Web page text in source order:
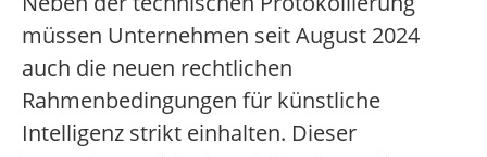
müssen Unternehmen seit August 2024
auch die neuen rechtlichen
Rahmenbedingungen für künstliche
Intelligenz strikt einhalten. Dieser